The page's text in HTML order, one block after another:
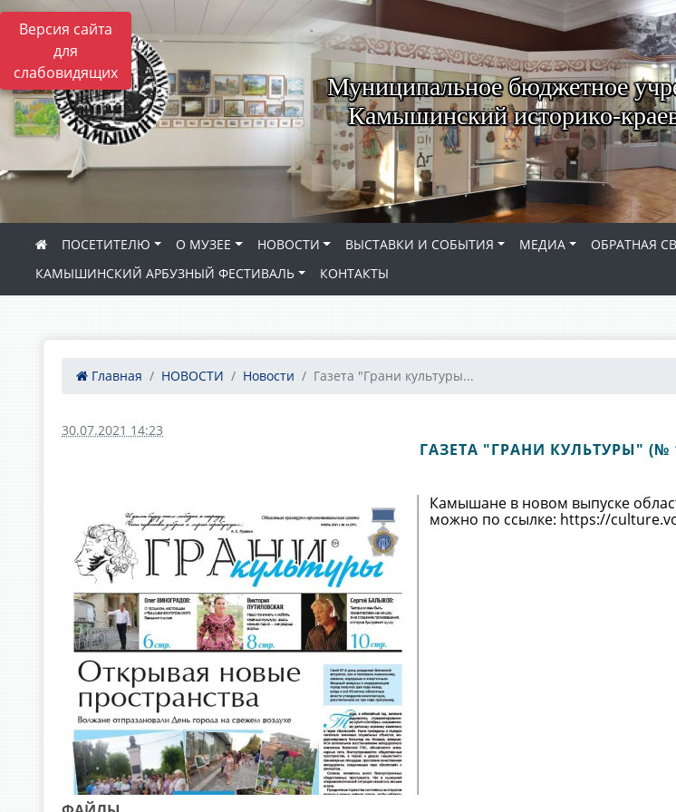
Версия сайта
для
слабовидящих
Муниципальное бюджетное
Камышинский историко-
ПОСЕТИТЕЛЮ О МУЗЕЕ НОВОСТИ ВЫСТАВКИ И СОБЫТИЯ МЕДИА ОБРАТНАЯ
КАМЫШИНСКИЙ АРБУЗНЫЙ ФЕСТИВАЛЬ
КОНТАКТЫ
Главная НОВОСТИ Новости Газета "Грани культуры...
30.07.2021 14:23
ГАЗЕТА "ГРАНИ КУЛЬТУРЫ" (№
Камышане в новом выпуске
можно по ссылке: https://